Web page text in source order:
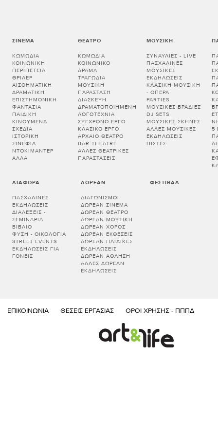
ΣΙΝΕΜΆ
ΚΩΜΩΔΊΑ
ΚΟΙΝΩΝΙΚΉ
ΠΕΡΙΠΈΤΕΙΑ
ΘΡΊΛΕΡ
ΑΙΣΘΗΜΑΤΙΚΉ
ΔΡΑΜΑΤΙΚΉ
ΕΠΙΣΤΗΜΟΝΙΚΉ
ΦΑΝΤΑΣΊΑ
ΠΑΙΔΙΚΉ
ΚΙΝΟΎΜΕΝΑ
ΣΧΈΔΙΑ
ΙΣΤΟΡΙΚΉ
ΣΙΝΕΦΊΛ
ΝΤΟΚΙΜΑΝΤΈΡ
ΆΛΛΑ
ΘΈΑΤΡΟ
ΚΩΜΩΔΊΑ
ΚΟΙΝΩΝΙΚΌ
ΔΡΆΜΑ
ΤΡΑΓΩΔΊΑ
ΜΟΥΣΙΚΉ
ΠΑΡΆΣΤΑΣΗ
ΔΙΑΣΚΕΥΉ
ΔΡΑΜΑΤΟΠΟΙΗΜΈΝΗ
ΛΟΓΟΤΕΧΝΊΑ
ΣΎΓΧΡΟΝΟ ΈΡΓΟ
ΚΛΑΣΙΚΌ ΈΡΓΟ
ΑΡΧΑΊΟ ΘΈΑΤΡΟ
BAR THEATRE
ΆΛΛΕΣ ΘΕΑΤΡΙΚΈΣ
ΠΑΡΑΣΤΆΣΕΙΣ
ΜΟΥΣΙΚΉ
ΣΥΝΑΥΛΊΕΣ - LIVE
ΠΑΣΧΑΛΙΝΈΣ
ΜΟΥΣΙΚΈΣ
ΕΚΔΗΛΏΣΕΙΣ
ΚΛΑΣΙΚΉ ΜΟΥΣΙΚΉ
- ΌΠΕΡΑ
PARTIES
ΜΟΥΣΙΚΈΣ ΒΡΑΔΙΈΣ
DJ SETS
ΜΟΥΣΙΚΈΣ ΣΚΗΝΈΣ
ΆΛΛΕΣ ΜΟΥΣΙΚΈΣ
ΕΚΔΗΛΏΣΕΙΣ
ΠΊΣΤΕΣ
5
ΔΙΆΦΟΡΑ
ΠΑΣΧΑΛΙΝΈΣ
ΕΚΔΗΛΏΣΕΙΣ
ΔΙΑΛΕΞΕΙΣ -
ΣΕΜΙΝΑΡΙΑ
ΒΙΒΛΊΟ
ΦΎΣΗ - ΟΙΚΟΛΟΓΊΑ
STREET EVENTS
ΕΚΔΗΛΏΣΕΙΣ ΓΙΑ
ΓΟΝΕΊΣ
ΔΩΡΕΆΝ
ΔΙΑΓΩΝΙΣΜΟΊ
ΔΩΡΕΆΝ ΣΙΝΕΜΆ
ΔΩΡΕΆΝ ΘΈΑΤΡΟ
ΔΩΡΕΆΝ ΜΟΥΣΙΚΉ
ΔΩΡΕΆΝ ΧΟΡΌΣ
ΔΩΡΕΆΝ ΕΚΘΈΣΕΙΣ
ΔΩΡΕΆΝ ΠΑΙΔΙΚΈΣ
ΕΚΔΗΛΏΣΕΙΣ
ΔΩΡΕΆΝ ΆΘΛΗΣΗ
ΆΛΛΕΣ ΔΩΡΕΆΝ
ΕΚΔΗΛΏΣΕΙΣ
ΦΕΣΤΙΒΆΛ
ΕΠΙΚΟΙΝΩΝΊΑ ΘΈΣΕΙΣ ΕΡΓΑΣΊΑΣ ΌΡΟΙ ΧΡΉΣΗΣ - ΠΠΠΔ